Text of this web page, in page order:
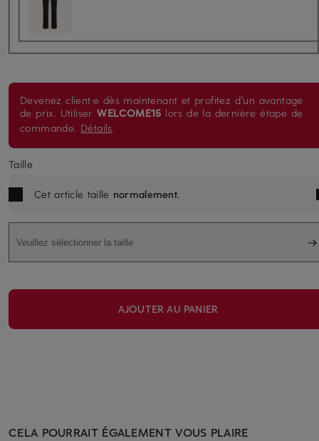
Devenez client·e dès maintenant et profitez d'un avantage
de prix. UtiliserWELCOME15 lors de la dernière étape de
commande. Détails
Taille
Cet article taille normalement.
Veuillez sélectionner la taille
AJOUTER AU PANIER
CELA POURRAIT ÉGALEMENT VOUS PLAIRE